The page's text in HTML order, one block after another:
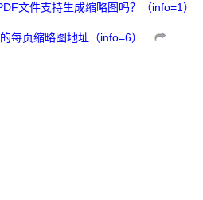
文件支持生成缩略图吗？（info=1）
每页缩略图地址（info=6）